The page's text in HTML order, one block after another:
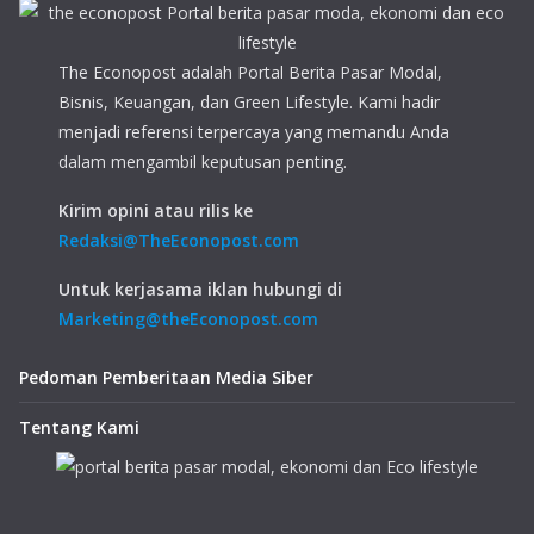
The Econopost adalah Portal Berita Pasar Modal,
Bisnis, Keuangan, dan Green Lifestyle. Kami hadir
menjadi referensi terpercaya yang memandu Anda
dalam mengambil keputusan penting.
Kirim opini atau rilis ke
Redaksi@TheEconopost.com
Untuk kerjasama iklan hubungi di
Marketing@theEconopost.com
Pedoman Pemberitaan Media Siber
Tentang Kami